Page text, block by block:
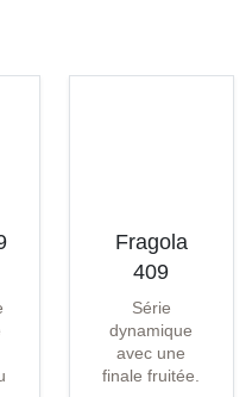
Fragola
409
Série
dynamique
avec une
finale fruitée.